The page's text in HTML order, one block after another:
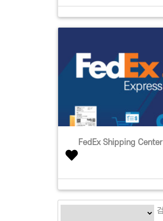
FedEx Shipping Center